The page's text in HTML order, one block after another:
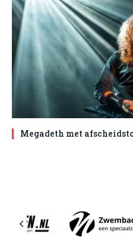
Megadeth met